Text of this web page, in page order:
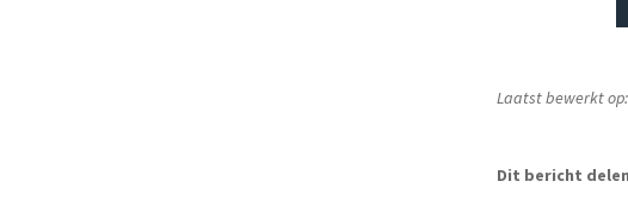
Laatst bewerkt
Dit bericht